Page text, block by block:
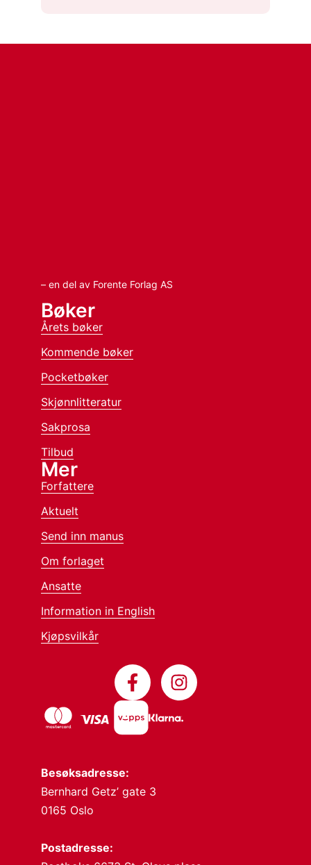
– en del av Forente Forlag AS
Besøksadresse:
Bernhard Getz’ gate 3
0165 Oslo
Postadresse:
Bøker
Årets bøker
Kommende bøker
Pocketbøker
Skjønnlitteratur
Sakprosa
Tilbud
Mer
Forfattere
Aktuelt
Send inn manus
Om forlaget
Ansatte
Information in English
Kjøpsvilkår